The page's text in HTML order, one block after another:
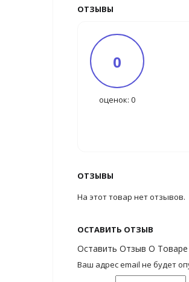
ОТЗЫВЫ
0
оценок: 0
ОТЗЫВЫ
На этот товар нет отзывов.
ОСТАВИТЬ ОТЗЫВ
Оставить Отзыв О
Ваш адрес email не будет